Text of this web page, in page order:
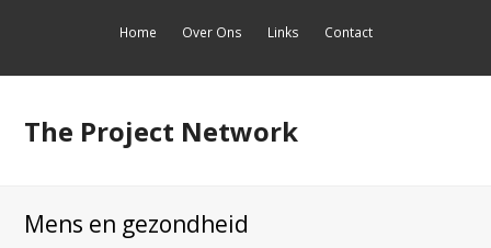
Home Over Ons Links Contact
The Project Network
Mens en gezondheid